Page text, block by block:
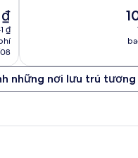
₫
xét
tại
những nơi lưu trú